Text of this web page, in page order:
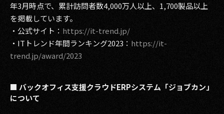
年3月時点で、累計訪問者数4,000万人以上、1,700製品以上
を掲載しています。
・公式サイト： https://it-trend.jp/
・ITトレンド年間ランキング2023： https://it-
trend.jp/award/2023
■ バックオフィス支援クラウドERPシステム「ジョブカン」
について